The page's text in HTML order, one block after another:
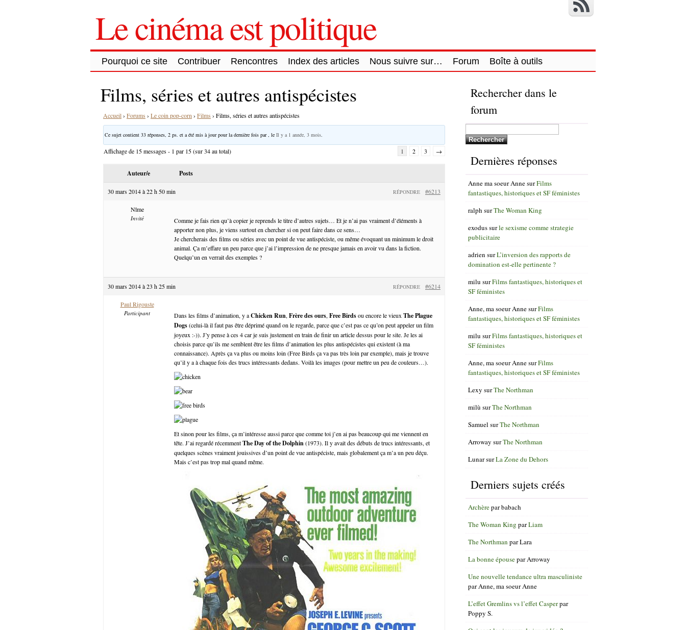
Le cinéma est politique
Pourquoi ce site Contribuer Rencontres Index des articles Nous suivre sur… Forum Boîte à outils
Films, séries et autres antispécistes
Accueil› Forums › Le coin pop-corn › Films › Films, séries et autres antispécistes
Ce sujet contient 33 réponses, 2 ps. et a été mis à jour pour la dernière fois par , le Il y a 1 année, 3 mois
Affichage de 15 messages - 1 par 15 (sur 34 au total) 1 2 3 →
Auteur/e Posts
30 mars 2014 à 22 h 50 min #6213
RÉPONDRE
Nîme
Invité
Comme je fais rien qu’à copier je reprends le titre d’autres sujets… Et je n’ai pas vraiment d’éléments à
apporter non plus, je viens surtout en chercher si on peut faire dans ce sens…
Je chercherais des films ou séries avec un point de vue antispéciste, ou même évoquant un minimum le droit
animal. Ça m’effare un peu parce que j’ai l’impression de ne presque jamais en avoir vu dans la fiction.
Quelqu’un en verrait des exemples ?
30 mars 2014 à 23 h 25 min #6214
RÉPONDRE
Paul Rigouste
Participant Dans les films d’animation, y aChicken Run, Frère des ours, Free Birdsou encore le vieux The Plague
Dogs(celui-là il faut pas être déprimé quand on le regarde, parce que c’est pas ce qu’on peut appeler un film
joyeux :-)). J’y pense à ces 4 car je suis justement en train de finir un article dessus pour le site. Je les ai
choisis parce qu’ils me semblent être les films d’animation les plus antispécistes qui existent (à ma
connaissance). Après ça va plus ou moins loin (Free Birds ça va pas très loin par exemple), mais je trouve
qu’il y a à chaque fois des trucs intéressants dedans. Voilà les images (pour mettre un peu de couleurs…).
Et sinon pour les films, ça m’intéresse aussi parce que comme toi j’en ai pas beaucoup qui me viennent en
tête. J’ai regardé récemmentThe Day of the Dolphin(1973). Il y avait des débuts de trucs intéressants, et
quelques scènes vraiment jouissives d’un point de vue antispéciste, mais globalement ça m’a un peu déçu.
Mais c’est pas trop mal quand même.
Rechercher dans le
forum
Dernières réponses
Anne ma soeur AnnesurFilms
fantastiques, historiques et SF féministes
ralph surThe Woman King
exodussurle sexisme comme strategie
publicitaire
adrien surL’inversion des rapports de
domination est-elle pertinente ?
milu surFilms fantastiques, historiques et
SF féministes
Anne, ma soeur AnnesurFilms
fantastiques, historiques et SF féministes
milu surFilms fantastiques, historiques et
SF féministes
Anne, ma soeur AnnesurFilms
fantastiques, historiques et SF féministes
Lexy surThe Northman
milù surThe Northman
Samuel surThe Northman
Arroway surThe Northman
LunarsurLa Zone du Dehors
Derniers sujets créés
Archèreparbabach
The Woman King parLiam
The Northman parLara
La bonne épouseparArroway
Une nouvelle tendance ultra masculiniste
parAnne, ma soeur Anne
L’effet Gremlins vs l’effet Casperpar
Poppy S.